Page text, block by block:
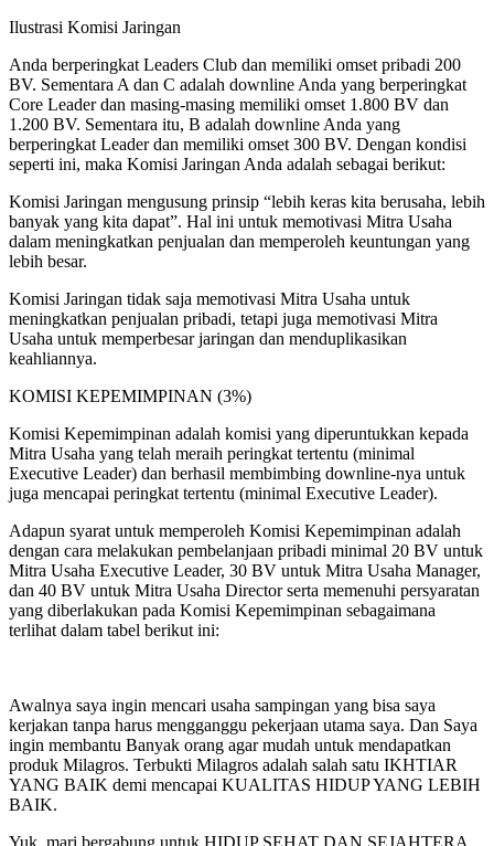
Ilustrasi Komisi Jaringan
Anda berperingkat Leaders Club dan memiliki omset pribadi 200
BV. Sementara A dan C adalah downline Anda yang berperingkat
Core Leader dan masing-masing memiliki omset 1.800 BV dan
1.200 BV. Sementara itu, B adalah downline Anda yang
berperingkat Leader dan memiliki omset 300 BV. Dengan kondisi
seperti ini, maka Komisi Jaringan Anda adalah sebagai berikut:
Komisi Jaringan mengusung prinsip “lebih keras kita berusaha, lebih
banyak yang kita dapat”. Hal ini untuk memotivasi Mitra Usaha
dalam meningkatkan penjualan dan memperoleh keuntungan yang
lebih besar.
Komisi Jaringan tidak saja memotivasi Mitra Usaha untuk
meningkatkan penjualan pribadi, tetapi juga memotivasi Mitra
Usaha untuk memperbesar jaringan dan menduplikasikan
keahliannya.
KOMISI KEPEMIMPINAN (3%)
Komisi Kepemimpinan adalah komisi yang diperuntukkan kepada
Mitra Usaha yang telah meraih peringkat tertentu (minimal
Executive Leader) dan berhasil membimbing downline-nya untuk
juga mencapai peringkat tertentu (minimal Executive Leader).
Adapun syarat untuk memperoleh Komisi Kepemimpinan adalah
dengan cara melakukan pembelanjaan pribadi minimal 20 BV untuk
Mitra Usaha Executive Leader, 30 BV untuk Mitra Usaha Manager,
dan 40 BV untuk Mitra Usaha Director serta memenuhi persyaratan
yang diberlakukan pada Komisi Kepemimpinan sebagaimana
terlihat dalam tabel berikut ini:
Awalnya saya ingin mencari usaha sampingan yang bisa saya
kerjakan tanpa harus mengganggu pekerjaan utama saya. Dan Saya
ingin membantu Banyak orang agar mudah untuk mendapatkan
produk Milagros. Terbukti Milagros adalah salah satu IKHTIAR
YANG BAIK demi mencapai KUALITAS HIDUP YANG LEBIH
BAIK.
Yuk, mari bergabung untuk HIDUP SEHAT DAN SEJAHTERA